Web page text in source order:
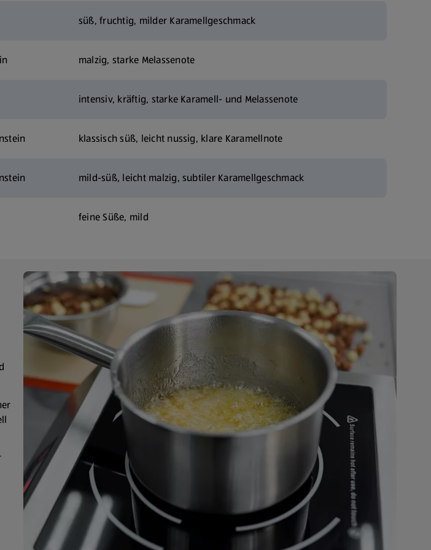
süß, fruchtig, milder Karamellgeschmack
malzig, starke Melassenote
intensiv, kräftig, starke Karamell- und Melassenote
klassisch süß, leicht nussig, klare Karamellnote
mild-süß, leicht malzig, subtiler Karamellgeschmack
feine Süße, mild